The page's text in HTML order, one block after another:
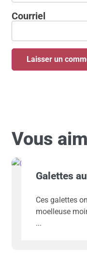
Courriel
Vous
Galettes
Ces galettes
moelleuse